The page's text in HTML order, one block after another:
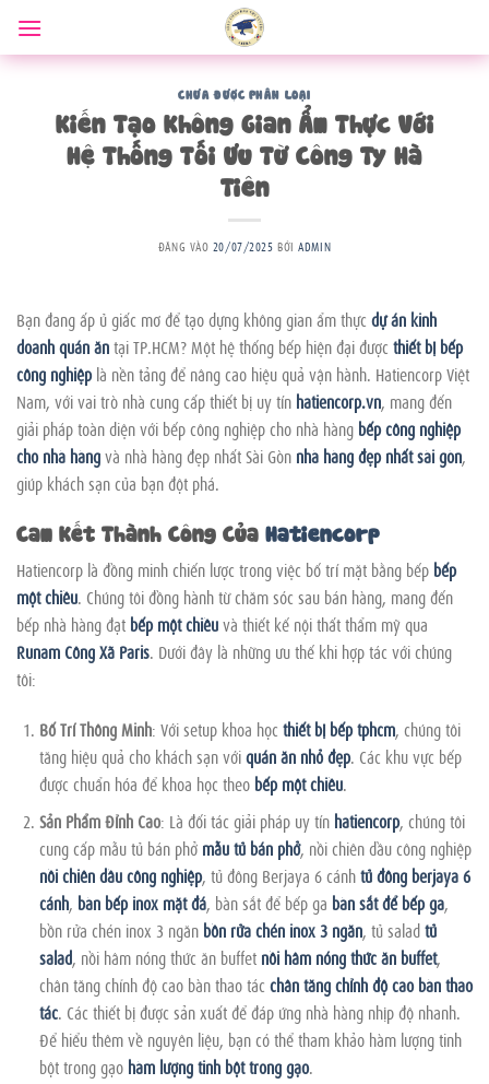
qua
nội
CHƯA ĐƯỢC PHÂN LOẠI
Kiến Tạo Không Gian Ẩm Thực Với
Hệ Thống Tối Ưu Từ Công Ty Hà
Tiên
ĐĂNG VÀO 20/07/2025 BỞIADMIN
Bạn đang ấp ủ giấc mơ để tạo dựng không gian ẩm thực dự án kinh
doanh quán ăntại TP.HCM? Một hệ thống bếp hiện đại được thiết bị bếp
công nghiệplà nền tảng để nâng cao hiệu quả vận hành. Hatiencorp Việt
Nam, với vai trò nhà cung cấp thiết bị uy tín hatiencorp.vn, mang đến
giải pháp toàn diện với bếp công nghiệp cho nhà hàng bếp công nghiệp
cho nhà hàngvà nhà hàng đẹp nhất Sài Gòn nhà hàng đẹp nhất sài gòn,
giúp khách sạn của bạn đột phá.
Cam Kết Thành Công Của Hatiencorp
Hatiencorp là đồng minh chiến lược trong việc bố trí mặt bằng bếp bếp
một chiều. Chúng tôi đồng hành từ chăm sóc sau bán hàng, mang đến
bếp nhà hàng đạt bếp một chiềuvà thiết kế nội thất thẩm mỹ qua
Runam Công Xã Paris. Dưới đây là những ưu thế khi hợp tác với chúng
tôi:
Bố Trí Thông Minh: Với setup khoa học thiết bị bếp tphcm, chúng tôi
tăng hiệu quả cho khách sạn vớiquán ăn nhỏ đẹp. Các khu vực bếp
được chuẩn hóa để khoa học theo bếp một chiều.
Sản Phẩm Đỉnh Cao: Là đối tác giải pháp uy tín hatiencorp, chúng tôi
cung cấp mẫu tủ bán phở mẫu tủ bán phở, nồi chiên dầu công nghiệp
nồi chiên dầu công nghiệp, tủ đông Berjaya 6 cánhtủ đông berjaya 6
cánh, bàn bếp inox mặt đá, bàn sắt để bếp ga bàn sắt để bếp ga,
bồn rửa chén inox 3 ngăn bồn rửa chén inox 3 ngăn, tủ saladtủ
salad, nồi hâm nóng thức ăn buffet nồi hâm nóng thức ăn buffet,
chân tăng chỉnh độ cao bàn thao tác chân tăng chỉnh độ cao bàn thao
tác. Các thiết bị được sản xuất để đáp ứng nhà hàng nhịp độ nhanh.
Để hiểu thêm về nguyên liệu, bạn có thể tham khảo hàm lượng tinh
bột trong gạo hàm lượng tinh bột trong gạo.